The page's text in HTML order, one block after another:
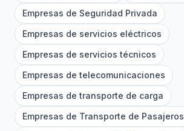
Empresas de Seguridad Privada
Empresas de servicios eléctricos
Empresas de servicios técnicos
Empresas de telecomunicaciones
Empresas de transporte de carga
Empresas de Transporte de Pasajeros